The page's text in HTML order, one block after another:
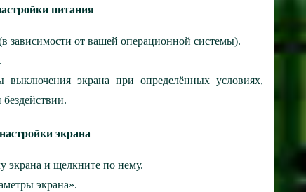
питания
зависимости от вашей операционной системы).
экрана при определённых условиях,
экрана
экрана и щелкните по нему.
экрана».